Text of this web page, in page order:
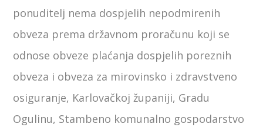
ponuditelj nema dospjelih nepodmirenih
obveza prema državnom proračunu koji se
odnose obveze plaćanja dospjelih poreznih
obveza i obveza za mirovinsko i zdravstveno
osiguranje, Karlovačkoj županiji, Gradu
Ogulinu, Stambeno komunalno gospodarstvo